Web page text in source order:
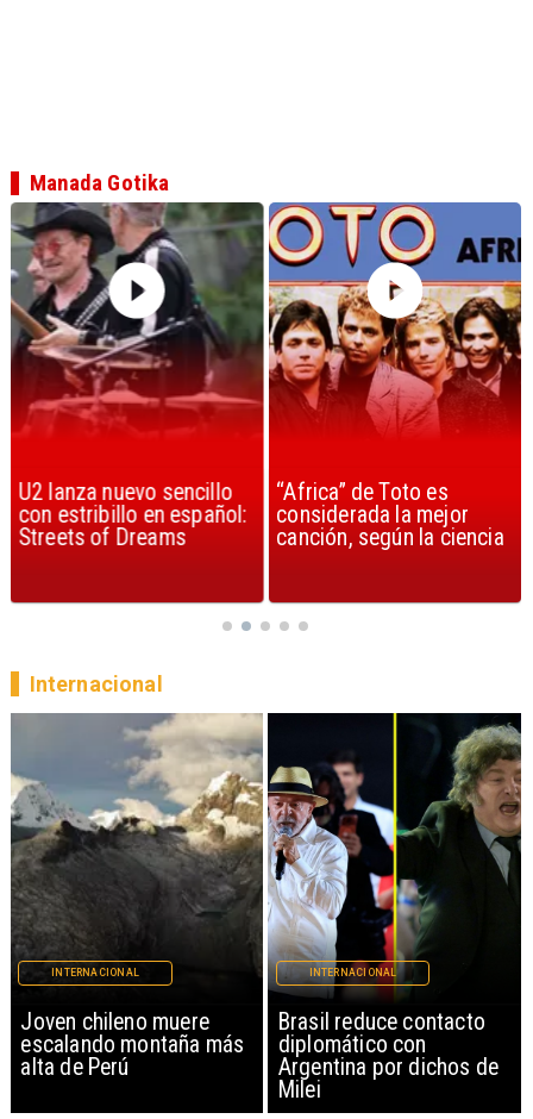
U2 lanza nuevo sencillo
con estribillo en español:
Streets of Dreams
“Africa” de Toto es
considerada la mejor
canción, según la ciencia
Manada Gotika
Brasil reduce contacto
diplomático con
Argentina por dichos de
INTERNACIONAL
China restringe
exportación de drones a
EEUU y sanciona
empresas
INTERNACIONAL
Internacional